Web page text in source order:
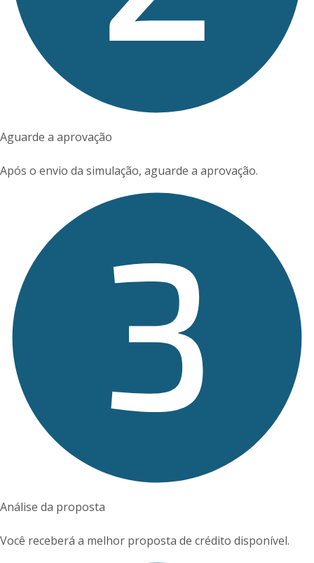
Aguarde a aprovação
Após o envio da simulação, aguarde a aprovação.
Análise da proposta
Você receberá a melhor proposta de crédito disponível.